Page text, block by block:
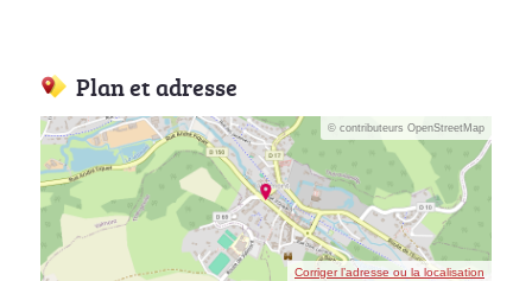
Plan et adresse
© contributeurs OpenStreetMap
Corriger l’adresse ou la localisation